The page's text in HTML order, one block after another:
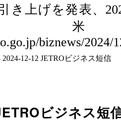
き上げを発表、
biznews/2024/
ビジネス短